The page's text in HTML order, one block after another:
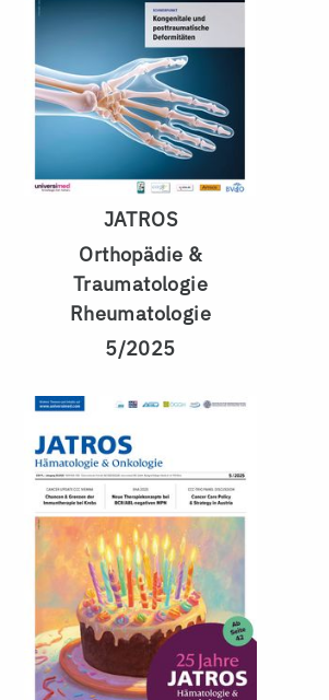
JATROS
Orthopädie &
Traumatologie
Rheumatologie
5/2025